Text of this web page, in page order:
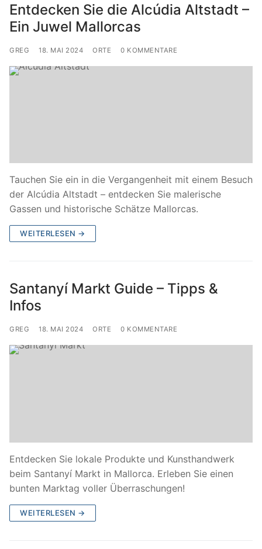
Entdecken Sie die Alcúdia Altstadt –
Ein Juwel Mallorcas
GREG 18. MAI 2024 ORTE 0 KOMMENTARE
Tauchen Sie ein in die Vergangenheit mit einem Besuch
der Alcúdia Altstadt – entdecken Sie malerische
Gassen und historische Schätze Mallorcas.
WEITERLESEN →
Santanyí Markt Guide – Tipps &
Infos
GREG 18. MAI 2024 ORTE 0 KOMMENTARE
Entdecken Sie lokale Produkte und Kunsthandwerk
beim Santanyí Markt in Mallorca. Erleben Sie einen
bunten Marktag voller Überraschungen!
WEITERLESEN →